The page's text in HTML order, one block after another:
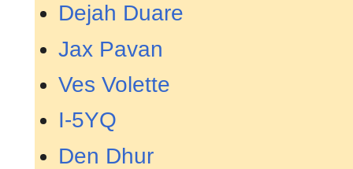
Dejah Duare
Jax Pavan
Ves Volette
I-5YQ
Den Dhur